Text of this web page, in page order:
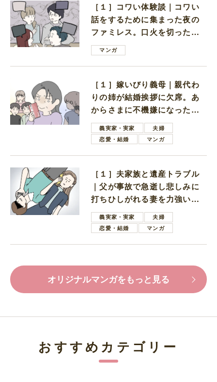
［１］コワい体験談｜コワい
話をするために集まった夜の
ファミレス。口火を切ったの
は電車好きの男の子ママ
マンガ
［１］嫁いびり義母｜親代わ
りの姉が結婚挨拶に欠席。あ
からさまに不機嫌になった義
母義実家・実家
夫婦
恋愛・結婚
マンガ
［１］夫家族と遺産トラブル
｜父が事故で急逝し悲しみに
打ちひしがれる妻を力強い言
葉で励ます夫
義実家・実家
夫婦
恋愛・結婚
マンガ
オリジナルマンガをもっと見る
おすすめカテゴリー